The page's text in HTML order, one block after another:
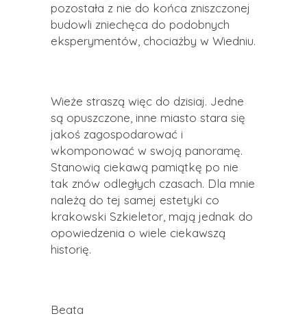
pozostała z nie do końca zniszczonej
budowli zniechęca do podobnych
eksperymentów, chociażby w Wiedniu.
Wieże straszą więc do dzisiaj. Jedne
są opuszczone, inne miasto stara się
jakoś zagospodarować i
wkomponować w swoją panoramę.
Stanowią ciekawą pamiątkę po nie
tak znów odległych czasach. Dla mnie
należą do tej samej estetyki co
krakowski Szkieletor, mają jednak do
opowiedzenia o wiele ciekawszą
historię.
Beata